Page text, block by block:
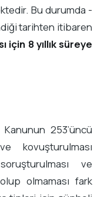
Bu durumda -
tarihten itibaren
için 8 yıllık süreye
253’üncü
kovuşturulması
ve
olmaması fark